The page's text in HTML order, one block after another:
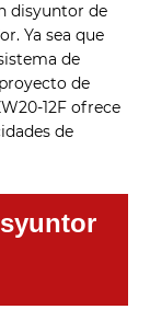
disyuntor de
Ya sea que
de
de
12F ofrece
de